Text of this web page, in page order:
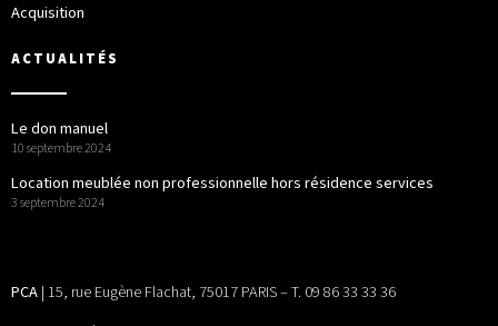
Acquisition
ACTUALITÉS
Le don manuel
10 septembre 2024
Location meublée non professionnelle hors résidence services
3 septembre 2024
PCA| 15, rue Eugène Flachat, 75017 PARIS – T. 09 86 33 33 36